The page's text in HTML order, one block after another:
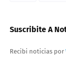
Suscribite A
Recibi noticias por